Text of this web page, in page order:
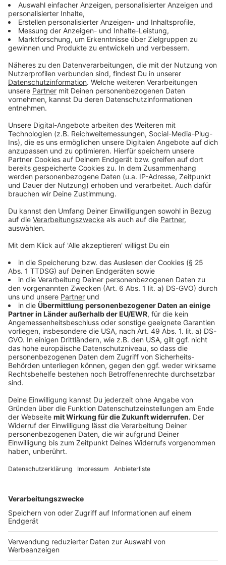
Sparkasse Aachen
IBAN: DE 83 3905 0000 1073 7966 56
Außerdem kann weiterhinHIERonline über paypal
gespendet werden.
Anzeige
Spendenaktion für Tierheime in den
Katastrophengebieten:
Anzeige
Spendenkonto Sparkasse Düren
DE4639550100005826169
BIC: SDUEDE33
Verwendungszweck: Hilfe für Tierheime
Flutkatastrophe 2021
Anzeige
Spendenkonto "Menschen helfen Menschen"
Anzeige
„Die Hilfsbereitschaft, die uns von allen Seiten
Grüttemeier. Auch bei ihm gehen derzeit im
Sachspenden ist weitgehend gedeckt. Es fragen aber
auch viele Menschen, wohin sie Geld spenden können.“
Die StädteRegion Aachen verweist in diesem
Zusammenhang auf das Spendenkonto des Vereins
„Menschen helfen Menschen“ für die Opfer der
Flutkatastrophe in unserer Region. Die Aktion ist auf